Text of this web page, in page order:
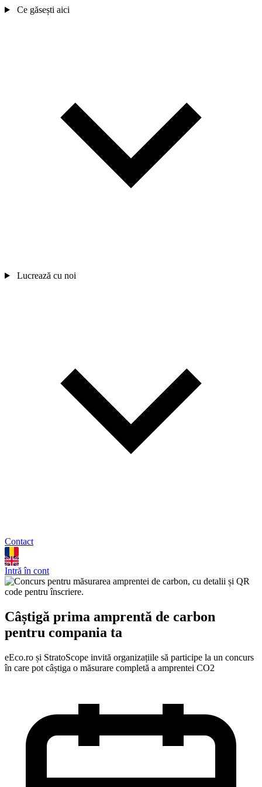
Ce găsești aici
Lucrează cu noi
Contact
Intră în cont
Câștigă prima amprentă de carbon
pentru compania ta
eEco.ro și StratoScope invită organizațiile să participe la un concurs
în care pot câștiga o măsurare completă a amprentei CO2